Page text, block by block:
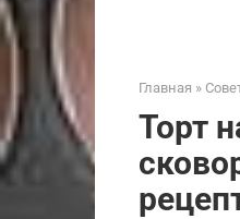
Главная »
Торт